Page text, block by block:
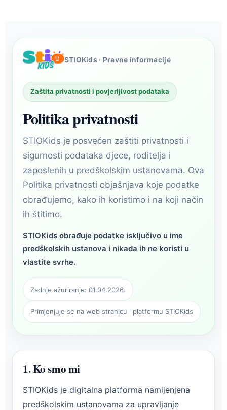
STIOKids · Pravne informacije
Zaštita privatnosti i povjerljivost podataka
Politika privatnosti
STIOKids je posvećen zaštiti privatnosti i
sigurnosti podataka djece, roditelja i
zaposlenih u predškolskim ustanovama. Ova
Politika privatnosti objašnjava koje podatke
obrađujemo, kako ih koristimo i na koji način
ih štitimo.
STIOKids obrađuje podatke isključivo u ime
predškolskih ustanova i nikada ih ne koristi u
vlastite svrhe.
Zadnje ažuriranje: 01.04.2026.
Primjenjuje se na web stranicu i platformu STIOKids
1. Ko smo mi
STIOKids je digitalna platforma namijenjena
predškolskim ustanovama za upravljanje